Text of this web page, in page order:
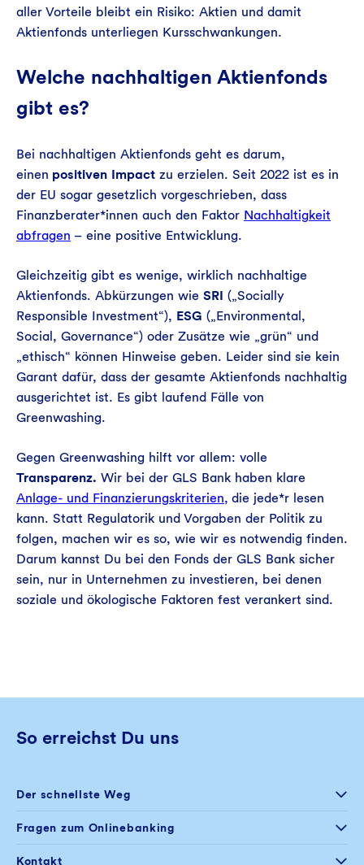
aller Vorteile bleibt ein Risiko: Aktien und damit
Aktienfonds unterliegen Kursschwankungen.
Welche nachhaltigen Aktienfonds
gibt es?
Bei nachhaltigen Aktienfonds geht es darum,
einen positiven Impact zu erzielen. Seit 2022 ist es in
der EU sogar gesetzlich vorgeschrieben, dass
Finanzberater*innen auch den Faktor Nachhaltigkeit
abfragen – eine positive Entwicklung.
Gleichzeitig gibt es wenige, wirklich nachhaltige
Aktienfonds. Abkürzungen wie SRI („Socially
Responsible Investment“), ESG („Environmental,
Social, Governance“) oder Zusätze wie „grün“ und
„ethisch“ können Hinweise geben. Leider sind sie kein
Garant dafür, dass der gesamte Aktienfonds nachhaltig
ausgerichtet ist. Es gibt laufend Fälle von
Greenwashing.
Gegen Greenwashing hilft vor allem: volle
Transparenz. Wir bei der GLS Bank haben klare
Anlage- und Finanzierungskriterien, die jede*r lesen
kann. Statt Regulatorik und Vorgaben der Politik zu
folgen, machen wir es so, wie wir es notwendig finden.
Darum kannst Du bei den Fonds der GLS Bank sicher
sein, nur in Unternehmen zu investieren, bei denen
soziale und ökologische Faktoren fest verankert sind.
So erreichst Du uns
Der schnellste Weg
Selfservice
Postfach im
Fragen zum Onlinebanking
+49 234 5797 444
Kontakt